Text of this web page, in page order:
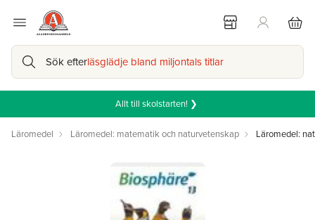
Sök efterläsglädje bland miljontals titlar
Allt till skolstarten! ❯
Läromedel Läromedel: matematik och naturvetenskap Läromedel: